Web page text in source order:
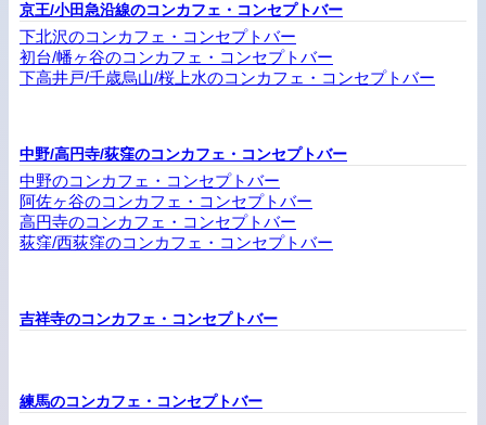
京王/小田急沿線のコンカフェ・コンセプトバー
下北沢のコンカフェ・コンセプトバー
初台/幡ヶ谷のコンカフェ・コンセプトバー
下高井戸/千歳烏山/桜上水のコンカフェ・コンセプトバー
中野/高円寺/荻窪のコンカフェ・コンセプトバー
中野のコンカフェ・コンセプトバー
阿佐ヶ谷のコンカフェ・コンセプトバー
高円寺のコンカフェ・コンセプトバー
荻窪/西荻窪のコンカフェ・コンセプトバー
吉祥寺のコンカフェ・コンセプトバー
練馬のコンカフェ・コンセプトバー